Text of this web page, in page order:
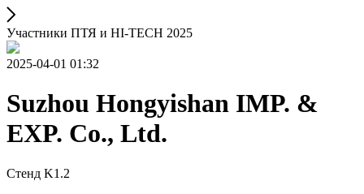
Участники ПТЯ и HI-TECH 2025
2025-04-01 01:32
Suzhou Hongyishan IMP. &
EXP. Co., Ltd.
Стенд K1.2